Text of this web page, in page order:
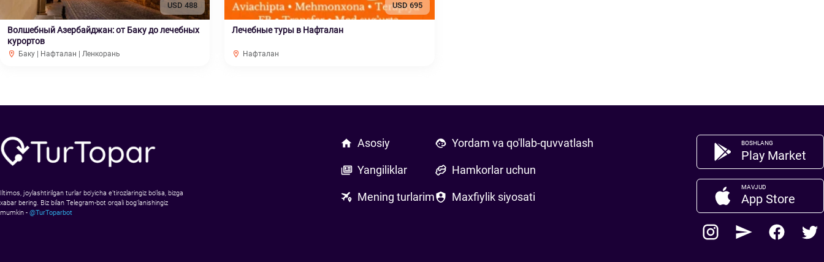
USD 488
Волшебный Азербайджан: от Баку до лечебных
курортов
Баку | Нафталан | Ленкорань
USD 695
Лечебные туры в Нафталан
Нафталан
Iltimos, joylashtirilgan turlar bo‘yicha e’tirozlaringiz bo‘lsa, bizga
xabar bering. Biz bilan Telegram-bot orqali bog‘lanishingiz
mumkin - @TurToparbot
Asosiy
Yangiliklar
Mening turlarim
Yordam va qo'llab-quvvatlash
Hamkorlar uchun
Maxfiylik siyosati
BOSHLANG
Play Market
MAVJUD
App Store